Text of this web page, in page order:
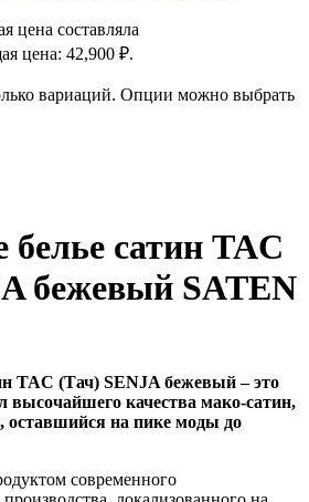
цена составляла
цена: 42,900 ₽.
вариаций. Опции можно выбрать
белье сатин TAC
бежевый SATEN
TAC (Тач) SENJA бежевый – это
высочайшего качества мако-сатин,
оставшийся на пике моды до
современного